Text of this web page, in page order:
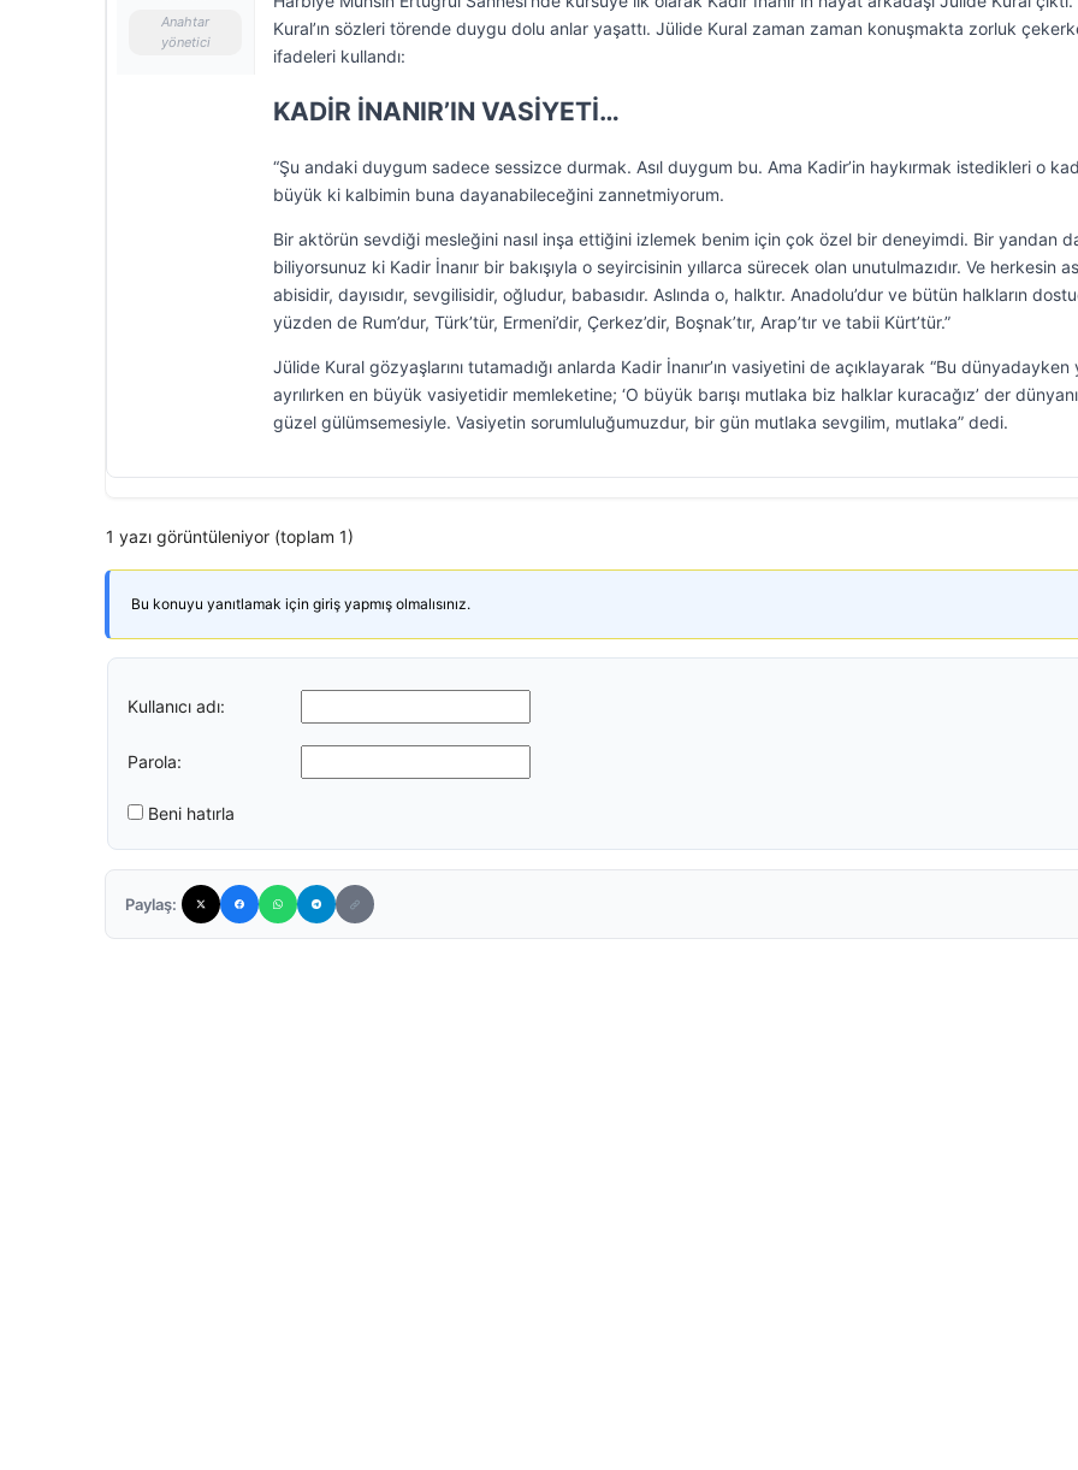
Anahtar
yönetici
Kural’ın sözleri törende duygu dolu anlar yaşattı. Jülide Kural zaman zaman konuşmakta zorluk
ifadeleri kullandı:
KADİR İNANIR’IN VASİYETİ…
“Şu andaki duygum sadece sessizce durmak. Asıl duygum bu. Ama Kadir’in haykırmak istedikleri o
büyük ki kalbimin buna dayanabileceğini zannetmiyorum.
Bir aktörün sevdiği mesleğini nasıl inşa ettiğini izlemek benim için çok özel bir deneyimdi. Bir yandan
biliyorsunuz ki Kadir İnanır bir bakışıyla o seyircisinin yıllarca sürecek olan unutulmazıdır. Ve herkesin
abisidir, dayısıdır, sevgilisidir, oğludur, babasıdır. Aslında o, halktır. Anadolu’dur ve bütün halkların
yüzden de Rum’dur, Türk’tür, Ermeni’dir, Çerkez’dir, Boşnak’tır, Arap’tır ve tabii Kürt’tür.”
Jülide Kural gözyaşlarını tutamadığı anlarda Kadir İnanır’ın vasiyetini de açıklayarak “Bu dünyadayken
ayrılırken en büyük vasiyetidir memleketine; ‘O büyük barışı mutlaka biz halklar kuracağız’ der
güzel gülümsemesiyle. Vasiyetin sorumluluğumuzdur, bir gün mutlaka sevgilim, mutlaka” dedi.
1 yazı görüntüleniyor (toplam 1)
Bu konuyu yanıtlamak için giriş yapmış olmalısınız.
Kullanıcı adı:
Parola:
Beni hatırla
Paylaş: